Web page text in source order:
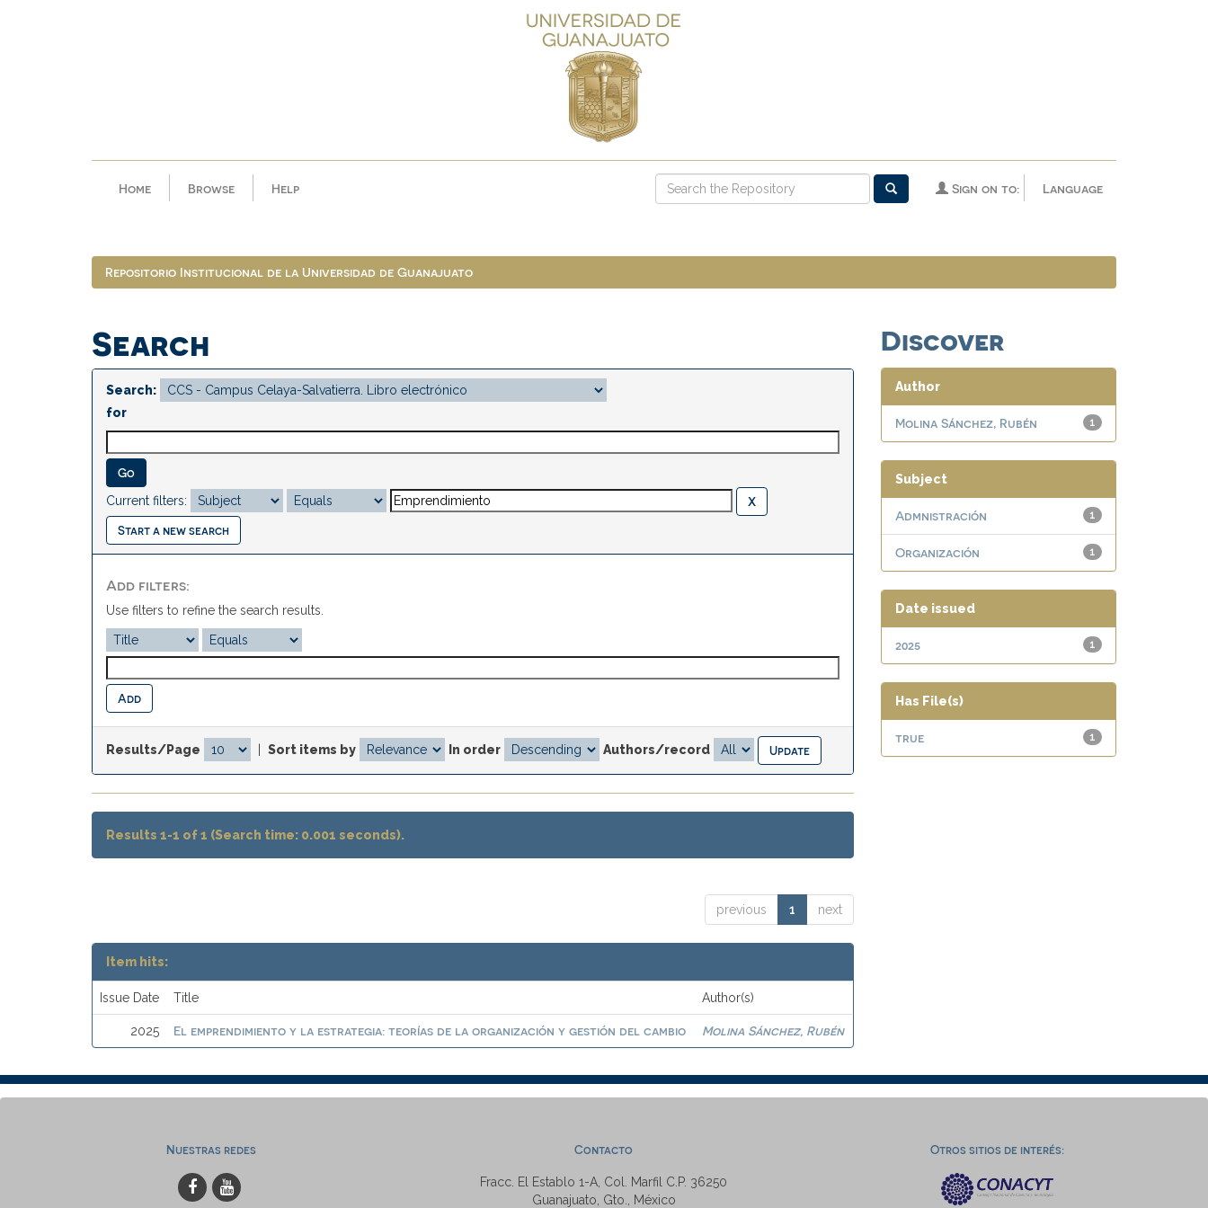
Home Browse Help Language
Sign on to:
Repositorio Institucional de la Universidad de Guanajuato
Search
Search:
for
Current filters:
Start a new search
Add filters:
Use filters to refine the search results.
Results/Page Sort items by In order Authors/record
Results 1-1 of 1 (Search time: 0.001 seconds).
previous 1 next
Item hits:
Issue Date Title Author(s)
2025 El emprendimiento y la estrategia: teorías de la organización y gestión del cambio Molina Sánchez, Rubén
Discover
Author
1
Molina Sánchez, Rubén
Subject
1
Admnistración
1
Organización
Date issued
1
2025
Has File(s)
1
true
Nuestras redes Contacto
Fracc. El Establo 1-A, Col. Marfil C.P. 36250
Guanajuato, Gto., México
Otros sitios de interés: